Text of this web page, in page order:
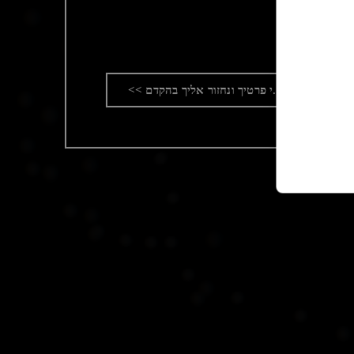
או השאר.י פרטיך ונחזור אליך בהקדם >>